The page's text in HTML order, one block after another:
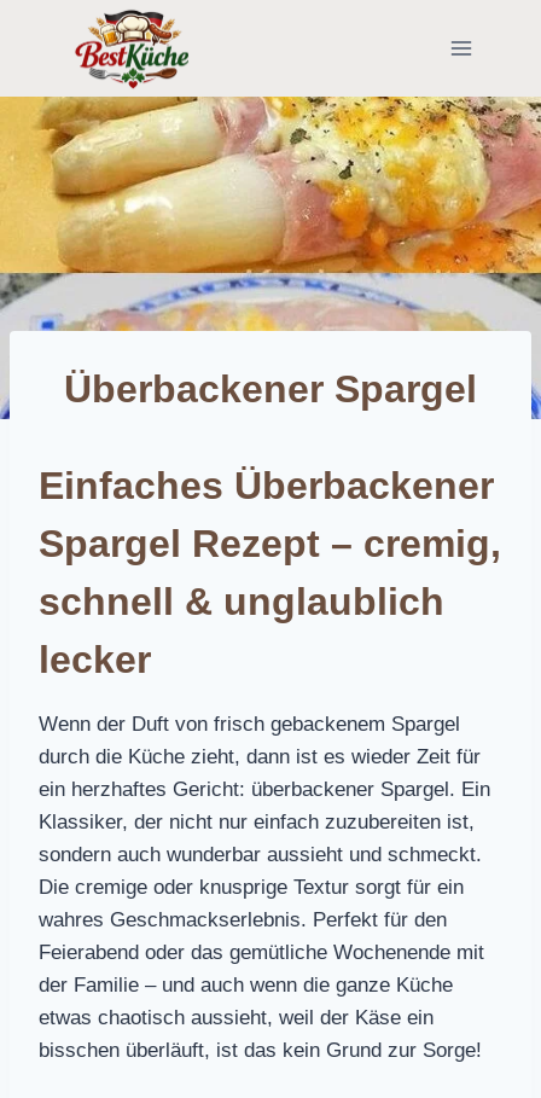
Überbackener Spargel
Einfaches Überbackener
Spargel Rezept – cremig,
schnell & unglaublich
lecker
Wenn der Duft von frisch gebackenem Spargel
durch die Küche zieht, dann ist es wieder Zeit für
ein herzhaftes Gericht: überbackener Spargel. Ein
Klassiker, der nicht nur einfach zuzubereiten ist,
sondern auch wunderbar aussieht und schmeckt.
Die cremige oder knusprige Textur sorgt für ein
wahres Geschmackserlebnis. Perfekt für den
Feierabend oder das gemütliche Wochenende mit
der Familie – und auch wenn die ganze Küche
etwas chaotisch aussieht, weil der Käse ein
bisschen überläuft, ist das kein Grund zur Sorge!